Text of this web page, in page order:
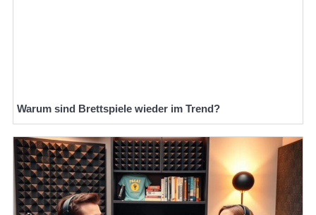
Warum sind Brettspiele wieder im Trend?